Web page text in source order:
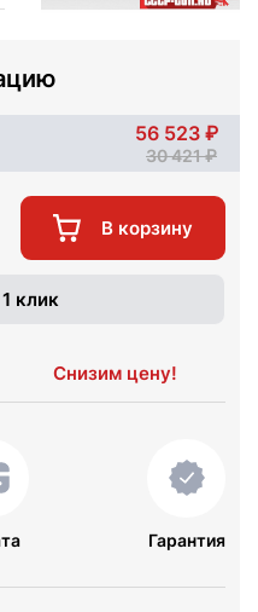
56 523
30 421
В корзину
клик
Снизим цену!
Гарантия